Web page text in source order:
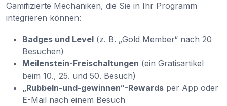
Gamifizierte Mechaniken, die Sie in Ihr Programm
integrieren können:
Badges und Level (z. B. „Gold Member“ nach 20
Besuchen)
Meilenstein-Freischaltungen (ein Gratisartikel
beim 10., 25. und 50. Besuch)
„Rubbeln-und-gewinnen“-Rewards per App oder
E-Mail nach einem Besuch